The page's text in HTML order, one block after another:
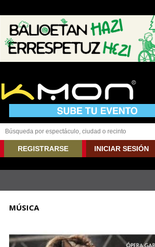
REGISTRARSE INICIAR SESIÓN
MÚSICA